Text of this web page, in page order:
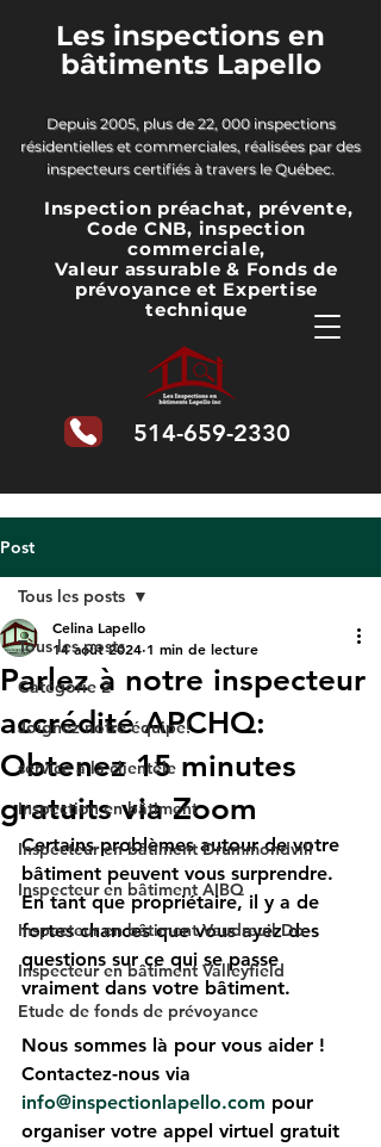
Les inspections en
bâtiments Lapello
Depuis 2005, plus de 22, 000 inspections
résidentielles et commerciales, réalisées par des
inspecteurs certifiés à travers le Québec.
Inspection préachat, prévente,
Code CNB, inspection
commerciale,
Valeur assurable & Fonds de
prévoyanceet Expertise
technique
514-659-2330
Post
Tous les posts
Catégorie 2
Joignez notre équipe!
service à la clientèle
Inspection en bâtiment
Inspecteur en bâtiment Drummondvill
Inspecteur en bâtiment AIBQ
Inspecteur en bâtiment Vaudreuil Do
Inspecteur en bâtiment Valleyfield
Etude de fonds de prévoyance
Tous les posts
Parlez à notre inspecteur
accrédité APCHQ:
Obtenez 15 minutes
gratuits via Zoom
Celina Lapello
14 août 2024 1 min de lecture
Certains problèmes autour de votre
bâtiment peuvent vous surprendre.
En tant que propriétaire, il y a de
fortes chances que vous ayez des
questions sur ce qui se passe
vraiment dans votre bâtiment.
Nous sommes là pour vous aider !
Contactez-nous via
info@inspectionlapello.com pour
organiser votre appel virtuel gratuit